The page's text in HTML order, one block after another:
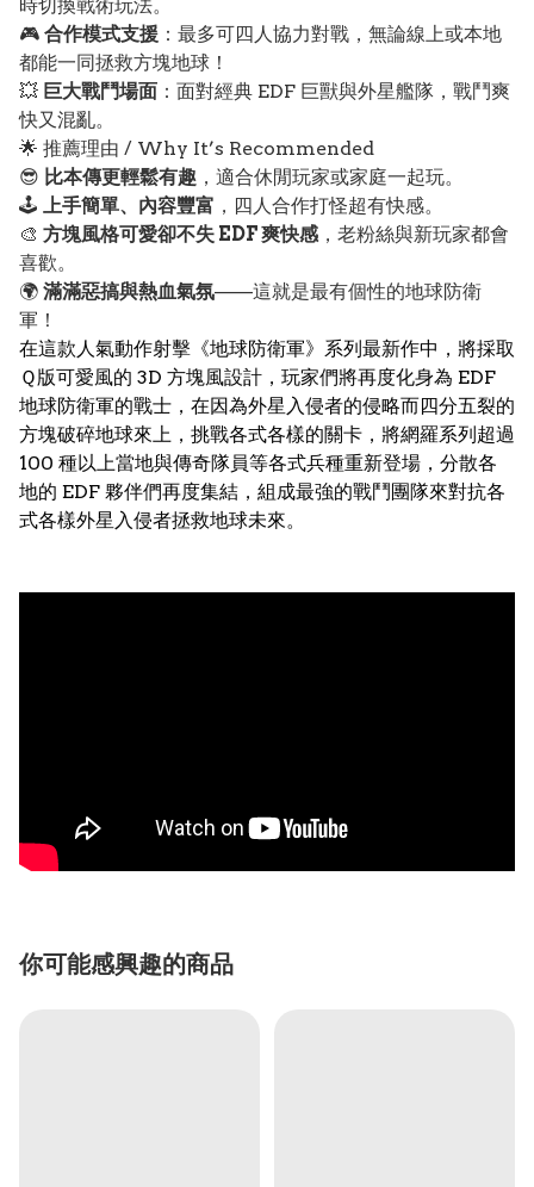
時切換戰術玩法。
🎮 合作模式支援 ：最多可四人協力對戰，無論線上或本地
都能一同拯救方塊地球！
💥 巨大戰鬥場面 ：面對經典 EDF 巨獸與外星艦隊，戰鬥爽
快又混亂。
🌟 推薦理由 / Why It’s Recommended
😎 比本傳更輕鬆有趣 ，適合休閒玩家或家庭一起玩。
🕹️ 上手簡單、內容豐富 ，四人合作打怪超有快感。
🎨 方塊風格可愛卻不失 EDF 爽快感，老粉絲與新玩家都會
喜歡。
🌍 滿滿惡搞與熱血氣氛——這就是最有個性的地球防衛
軍！
在這款人氣動作射擊《地球防衛軍》系列最新作中，將採取
Ｑ版可愛風的 3D 方塊風設計，玩家們將再度化身為 EDF
地球防衛軍的戰士，在因為外星入侵者的侵略而四分五裂的
方塊破碎地球來上，挑戰各式各樣的關卡，將網羅系列超過
100 種以上當地與傳奇隊員等各式兵種重新登場，分散各
地的 EDF 夥伴們再度集結，組成最強的戰鬥團隊來對抗各
式各樣外星入侵者拯救地球未來。
你可能感興趣的商品